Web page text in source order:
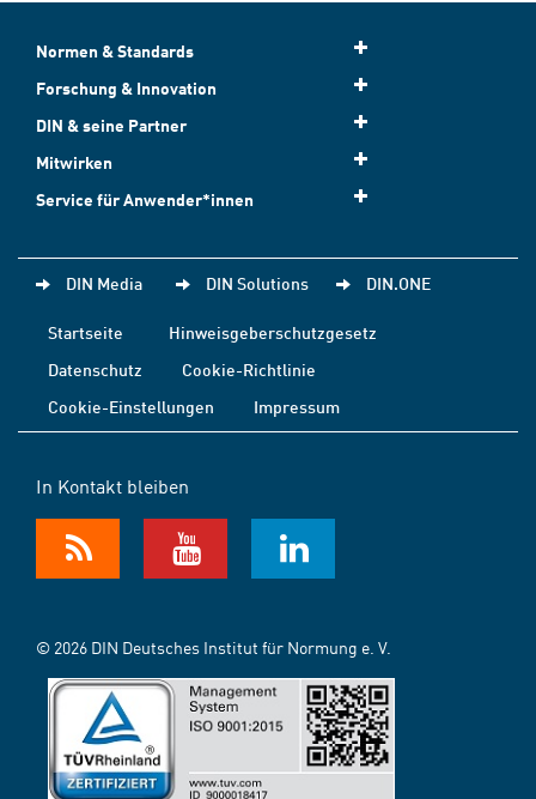
Normen & Standards
Forschung & Innovation
DIN & seine Partner
Mitwirken
Service für Anwender*innen
DIN Media DIN Solutions DIN.ONE
Startseite
Hinweisgeberschutzgesetz
Datenschutz
Cookie-Richtlinie
Cookie-Einstellungen
Impressum
In Kontakt bleiben
© 2026 DIN Deutsches Institut für Normung e. V.